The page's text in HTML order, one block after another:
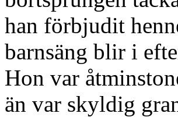
han förbjudit
barnsäng blir i
Hon var
än var skyldig